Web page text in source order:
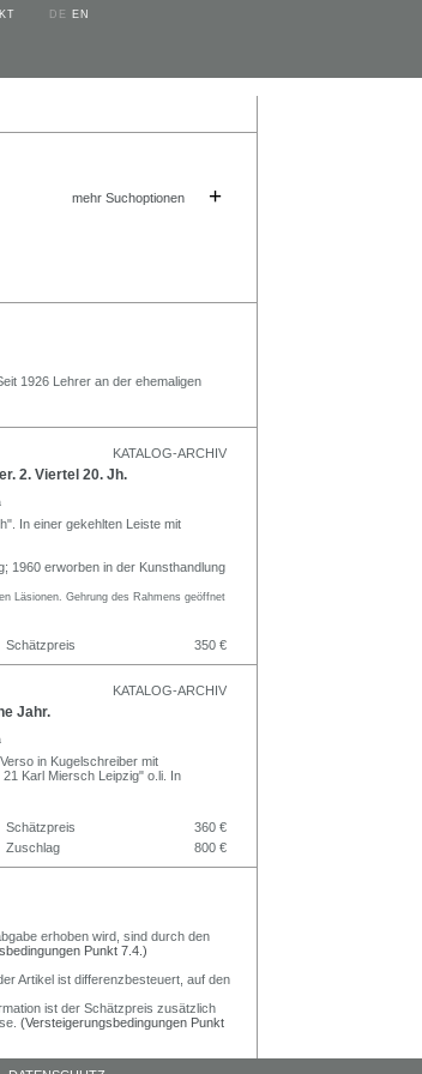
DE EN
mehr Suchoptionen +
1926 Lehrer an der ehemaligen
KATALOG-ARCHIV
2. Viertel 20. Jh.
In einer gekehlten Leiste mit
1960 erworben in der Kunsthandlung
Läsionen. Gehrung des Rahmens geöffnet
Schätzpreis 350 €
KATALOG-ARCHIV
Jahr.
in Kugelschreiber mit
Karl Miersch Leipzig" o.li. In
Schätzpreis
360 €
Zuschlag
800 €
erhoben wird, sind durch den
Punkt 7.4.)
Artikel ist differenzbesteuert, auf den
ist der Schätzpreis zusätzlich
(Versteigerungsbedingungen Punkt